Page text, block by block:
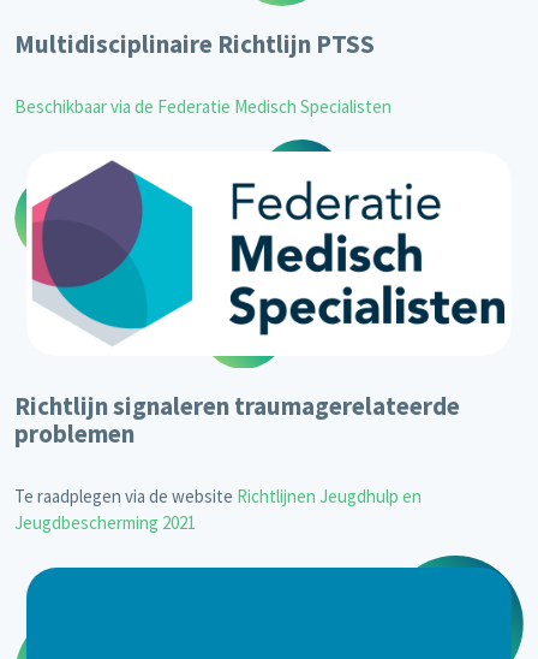
Multidisciplinaire Richtlijn PTSS
Beschikbaar via de Federatie Medisch Specialisten
Richtlijn signaleren traumagerelateerde
problemen
Te raadplegen via de website Richtlijnen Jeugdhulp en
Jeugdbescherming 2021